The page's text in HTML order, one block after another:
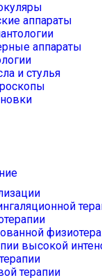
аппараты
аппараты
и стулья
высокой
терапии